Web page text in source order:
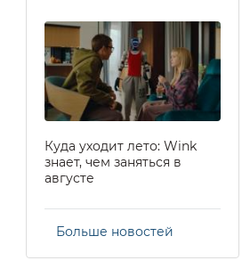
Куда уходит лето: Wink
знает, чем заняться в
августе
Больше новостей